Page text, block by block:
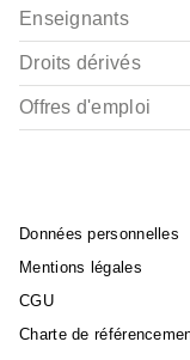
Enseignants
Droits dérivés
Offres d'emploi
Données personnelles
Mentions légales
CGU
Charte de